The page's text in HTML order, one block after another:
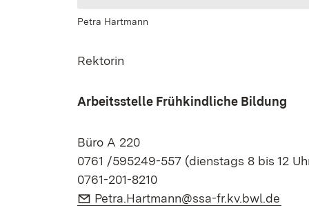
Petra Hartmann
Rektorin
Arbeitsstelle Frühkindliche Bildung
Büro A 220
0761 /595249-557 (dienstags 8 bis 12
0761-201-8210
E-Mail:
Petra.Hartmann@ssa-fr.kv.bwl.de